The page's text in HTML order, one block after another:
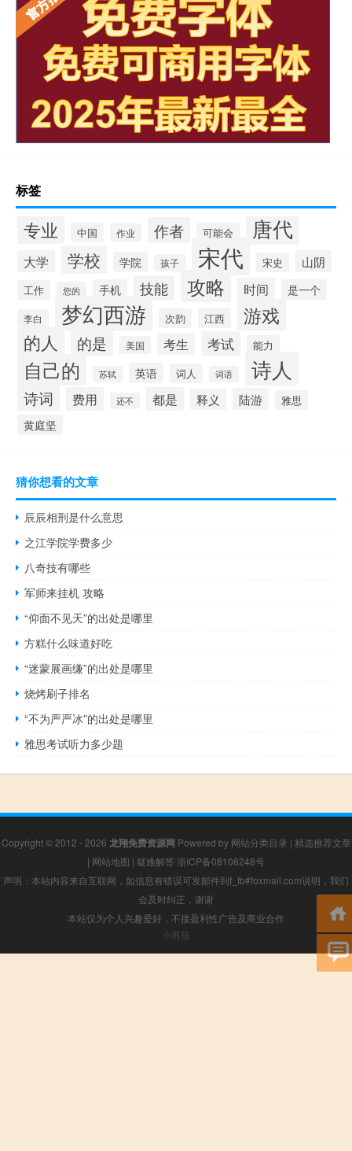
标签
专业 中国 作业 作者 可能会 唐代
大学 学校 学院 孩子 宋代 宋史 山阴
工作 您的 手机 技能 攻略 时间 是一个
李白 梦幻西游 次韵 江西 游戏
的人 的是 美国 考生 考试 能力
自己的 苏轼 英语 词人 词语 诗人
诗词 费用 还不 都是 释义 陆游 雅思
黄庭坚
猜你想看的文章
辰辰相刑是什么意思
之江学院学费多少
八奇技有哪些
军师来挂机 攻略
“仰面不见天”的出处是哪里
方糕什么味道好吃
“迷蒙展画缣”的出处是哪里
烧烤刷子排名
“不为严严冰”的出处是哪里
雅思考试听力多少题
Copyright © 2012 - 2026 龙翔免费资源网 Powered by 网站分类目录 | 精选推荐文章
| 网站地图 | 疑难解答 浙ICP备08108248号
声明：本站内容来自互联网，如信息有错误可发邮件到f_fb#foxmail.com说明，我们
会及时纠正，谢谢
本站仅为个人兴趣爱好，不接盈利性广告及商业合作
小男孩